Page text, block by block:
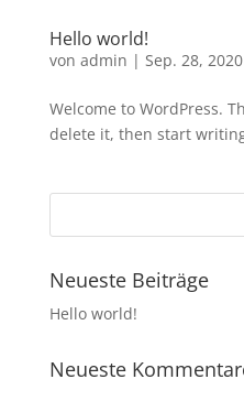
Hello world!
von admin | Sep. 28, 2020
Welcome to WordPress.
delete it, then start
Neueste Beiträge
Hello world!
Neueste